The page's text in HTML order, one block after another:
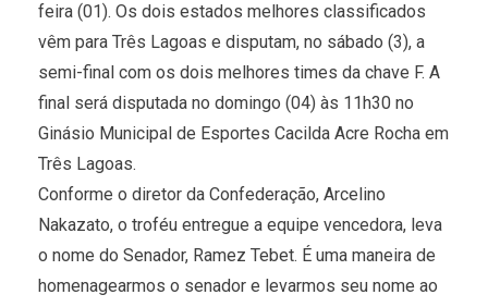
feira (01). Os dois estados melhores classificados
vêm para Três Lagoas e disputam, no sábado (3), a
semi-final com os dois melhores times da chave F. A
final será disputada no domingo (04) às 11h30 no
Ginásio Municipal de Esportes Cacilda Acre Rocha em
Três Lagoas.
Conforme o diretor da Confederação, Arcelino
Nakazato, o troféu entregue a equipe vencedora, leva
o nome do Senador, Ramez Tebet. É uma maneira de
homenagearmos o senador e levarmos seu nome ao